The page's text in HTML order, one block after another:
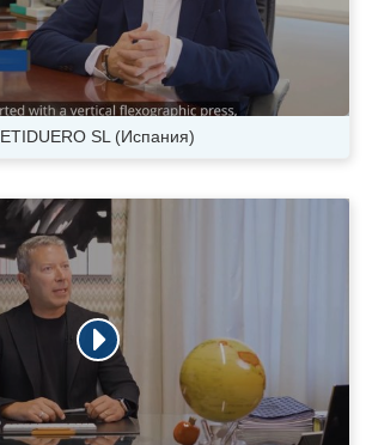
ETIDUERO SL (Испания)